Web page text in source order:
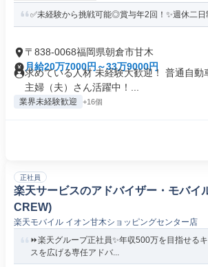
✅未経験から挑戦可能◎賞与年2回！✨週休二日
〒838-0068福岡県朝倉市甘木
月給20万7000円～33万9000円
求めている人材 未経験大歓迎！ 普通自動
主婦（夫）さん活躍中！...
業界未経験歓迎 +16個
正社員
楽天サービスのアドバイザー・モバイ
CREW)
楽天モバイル イオン甘木ショッピングセンター店
⏩️楽天グループ正社員✨️年収500万を目指せるキ
スを広げる専任アドバ...